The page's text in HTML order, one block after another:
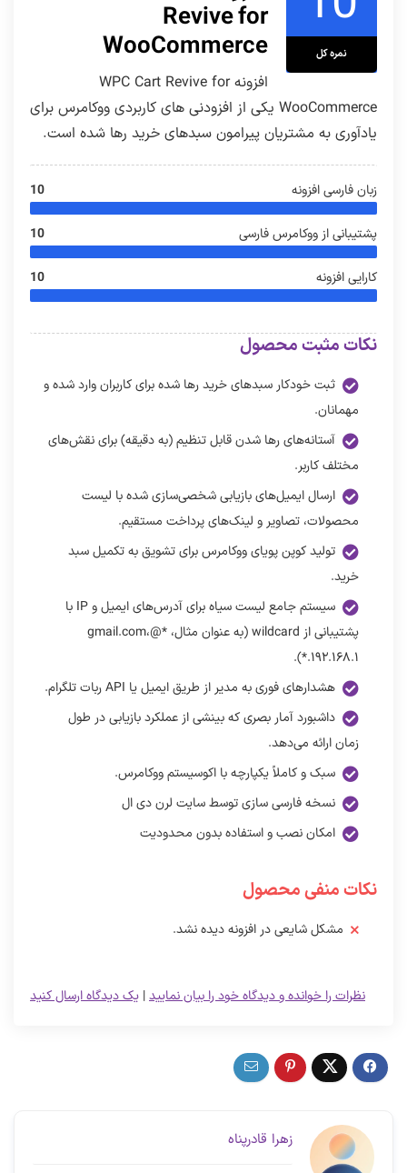
نمره کل
Revive for
WooCommerce
افزونه WPC Cart Revive for
WooCommerce یکی از افزودنی های کاربردی ووکامرس برای
یادآوری به مشتریان پیرامون سبدهای خرید رها شده است.
زبان فارسی افزونه 10
پشتیبانی از ووکامرس فارسی 10
کارایی افزونه 10
نکات مثبت محصول
ثبت خودکار سبدهای خرید رها شده برای کاربران وارد شده و
مهمانان.
آستانه‌های رها شدن قابل تنظیم (به دقیقه) برای نقش‌های
مختلف کاربر.
ارسال ایمیل‌های بازیابی شخصی‌سازی شده با لیست
محصولات، تصاویر و لینک‌های پرداخت مستقیم.
تولید کوپن پویای ووکامرس برای تشویق به تکمیل سبد
خرید.
سیستم جامع لیست سیاه برای آدرس‌های ایمیل و IP با
پشتیبانی از wildcard (به عنوان مثال، *@gmail.com،
۱۹۲.۱۶۸.۱.*).
هشدارهای فوری به مدیر از طریق ایمیل یا API ربات تلگرام.
داشبورد آمار بصری که بینشی از عملکرد بازیابی در طول
زمان ارائه می‌دهد.
سبک و کاملاً یکپارچه با اکوسیستم ووکامرس.
نسخه فارسی سازی توسط سایت لرن دی ال
امکان نصب و استفاده بدون محدودیت
نکات منفی محصول
مشکل شایعی در افزونه دیده نشد.
یک دیدگاه ارسال کنید |نظرات را خوانده و دیدگاه خود را بیان نمایید
زهرا قادرپناه